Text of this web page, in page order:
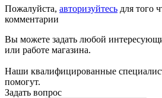
Пожалуйста, авторизуйтесь для того
комментарии
Вы можете задать любой
или работе магазина.
Наши квалифицированные
помогут.
Задать вопрос